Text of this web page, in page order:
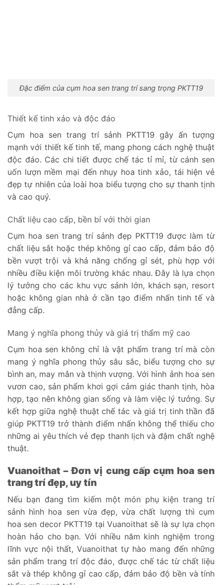
Đặc điểm của cụm hoa sen trang trí sang trọng PKTT19
Thiết kế tinh xảo và độc đáo
Cụm hoa sen trang trí sảnh PKTT19 gây ấn tượng
mạnh với thiết kế tinh tế, mang phong cách nghệ thuật
độc đáo. Các chi tiết được chế tác tỉ mỉ, từ cánh sen
uốn lượn mềm mại đến nhụy hoa tinh xảo, tái hiện vẻ
đẹp tự nhiên của loài hoa biểu tượng cho sự thanh tịnh
và cao quý.
Chất liệu cao cấp, bền bỉ với thời gian
Cụm hoa sen trang trí sảnh đẹp PKTT19 được làm từ
chất liệu sắt hoặc thép không gỉ cao cấp, đảm bảo độ
bền vượt trội và khả năng chống gỉ sét, phù hợp với
nhiều điều kiện môi trường khác nhau. Đây là lựa chọn
lý tưởng cho các khu vực sảnh lớn, khách sạn, resort
hoặc không gian nhà ở cần tạo điểm nhấn tinh tế và
đẳng cấp.
Mang ý nghĩa phong thủy và giá trị thẩm mỹ cao
Cụm hoa sen không chỉ là vật phẩm trang trí mà còn
mang ý nghĩa phong thủy sâu sắc, biểu tượng cho sự
bình an, may mắn và thịnh vượng. Với hình ảnh hoa sen
vươn cao, sản phẩm khơi gợi cảm giác thanh tịnh, hòa
hợp, tạo nên không gian sống và làm việc lý tưởng. Sự
kết hợp giữa nghệ thuật chế tác và giá trị tinh thần đã
giúp PKTT19 trở thành điểm nhấn không thể thiếu cho
những ai yêu thích vẻ đẹp thanh lịch và đậm chất nghệ
thuật.
Vuanoithat – Đơn vị cung cấp cụm hoa sen
trang trí đẹp, uy tín
Nếu bạn đang tìm kiếm một món phụ kiện trang trí
sảnh hình hoa sen vừa đẹp, vừa chất lượng thì cụm
hoa sen decor PKTT19 tại Vuanoithat sẽ là sự lựa chọn
hoàn hảo cho bạn. Với nhiều năm kinh nghiệm trong
lĩnh vực nội thất, Vuanoithat tự hào mang đến những
sản phẩm trang trí độc đáo, được chế tác từ chất liệu
sắt và thép không gỉ cao cấp, đảm bảo độ bền và tính